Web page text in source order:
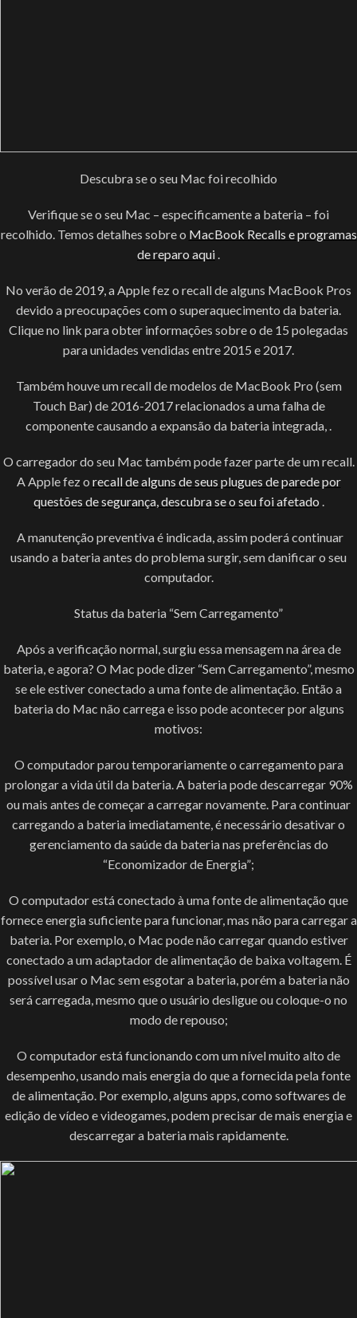
Descubra se o seu Mac foi recolhido
Verifique se o seu Mac – especificamente a bateria – foi
recolhido. Temos detalhes sobre o MacBook Recalls e programas
de reparo aqui .
No verão de 2019, a Apple fez o recall de alguns MacBook Pros
devido a preocupações com o superaquecimento da bateria.
Clique no link para obter informações sobre o de 15 polegadas
para unidades vendidas entre 2015 e 2017.
Também houve um recall de modelos de MacBook Pro (sem
Touch Bar) de 2016-2017 relacionados a uma falha de
componente causando a expansão da bateria integrada, .
O carregador do seu Mac também pode fazer parte de um recall.
A Apple fez o recall de alguns de seus plugues de parede por
questões de segurança, descubra se o seu foi afetado .
A manutenção preventiva é indicada, assim poderá continuar
usando a bateria antes do problema surgir, sem danificar o seu
computador.
Status da bateria “Sem Carregamento”
Após a verificação normal, surgiu essa mensagem na área de
bateria, e agora? O Mac pode dizer “Sem Carregamento”, mesmo
se ele estiver conectado a uma fonte de alimentação. Então a
bateria do Mac não carrega e isso pode acontecer por alguns
motivos:
O computador parou temporariamente o carregamento para
prolongar a vida útil da bateria. A bateria pode descarregar 90%
ou mais antes de começar a carregar novamente. Para continuar
carregando a bateria imediatamente, é necessário desativar o
gerenciamento da saúde da bateria nas preferências do
“Economizador de Energia”;
O computador está conectado à uma fonte de alimentação que
fornece energia suficiente para funcionar, mas não para carregar a
bateria. Por exemplo, o Mac pode não carregar quando estiver
conectado a um adaptador de alimentação de baixa voltagem. É
possível usar o Mac sem esgotar a bateria, porém a bateria não
será carregada, mesmo que o usuário desligue ou coloque-o no
modo de repouso;
O computador está funcionando com um nível muito alto de
desempenho, usando mais energia do que a fornecida pela fonte
de alimentação. Por exemplo, alguns apps, como softwares de
edição de vídeo e videogames, podem precisar de mais energia e
descarregar a bateria mais rapidamente.